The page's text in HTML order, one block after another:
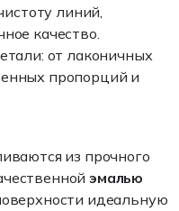
линий,
качество.
от лаконичных
пропорций и
из прочного
эмалью
идеальную